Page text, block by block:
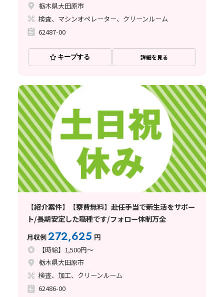
栃木県大田原市
検査、マシンオペレーター、クリーンルーム
62487-00
キープする 詳細を見る
【紹介案件】【寮費無料】赴任手当で新生活をサポー
ト/長期安定した職種です/フォロー体制万全
月収例272,625 円
【時給】1,500円～
栃木県大田原市
検査、加工、クリーンルーム
62486-00